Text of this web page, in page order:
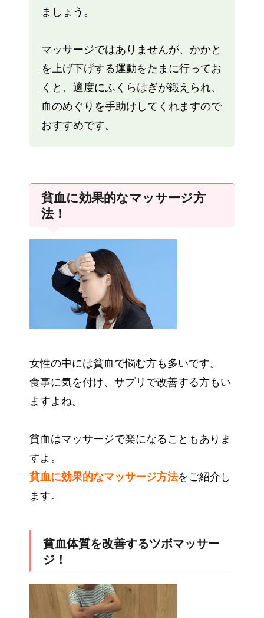
ましょう。
マッサージではありませんが、 かかと
を上げ下げする運動をたまに行ってお
く と、適度にふくらはぎが鍛えられ、
血のめぐりを手助けしてくれますので
おすすめです。
貧血に効果的なマッサージ方
法！
女性の中には貧血で悩む方も多いです。
食事に気を付け、サプリで改善する方もい
ますよね。
貧血はマッサージで楽になることもありま
すよ。
貧血に効果的なマッサージ方法をご紹介し
ます。
貧血体質を改善するツボマッサー
ジ！